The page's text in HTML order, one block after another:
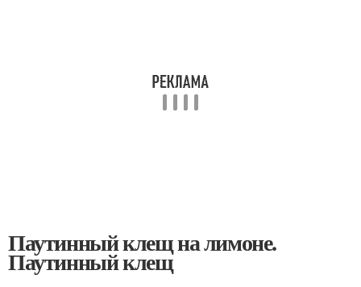
Паутинный клещ на лимоне.
Паутинный клещ